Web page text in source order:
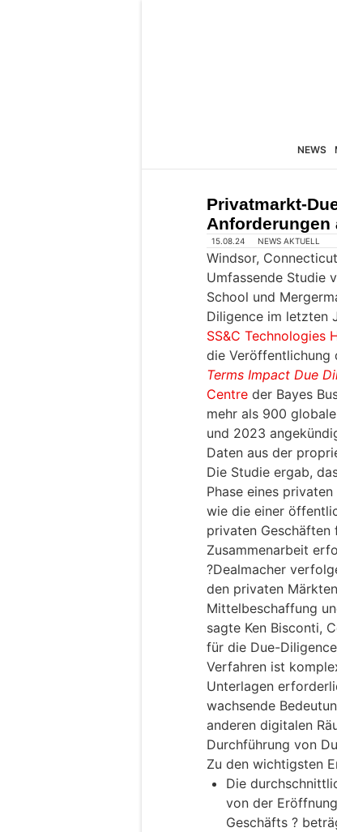
NEWS
Privatmarkt-
Anforderungen
15.08.24 NEWS AKTUELL
Windsor,
Umfassende Studie
School und
Diligence im letzten
SS&C Technologies
die Veröffentlichung
Terms Impact Due
Centre der Bayes
mehr als 900
und 2023
Daten aus der
Die Studie ergab,
Phase eines
wie die einer
privaten
Zusammenarbeit
?Dealmacher
den privaten
Mittelbeschaffung
sagte Ken Bisconti,
für die Due-
Verfahren ist
Unterlagen
wachsende
anderen digitalen
Durchführung von
Zu den wichtigsten
Die
von der
Geschäfts ?